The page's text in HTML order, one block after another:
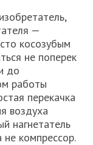
—
косозубым
не поперек
до
работы
перекачка
воздуха
нагнетатель
не компрессор.